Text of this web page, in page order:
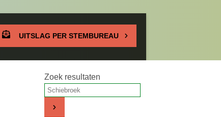
UITSLAG PER STEMBUREAU
Zoek resultaten